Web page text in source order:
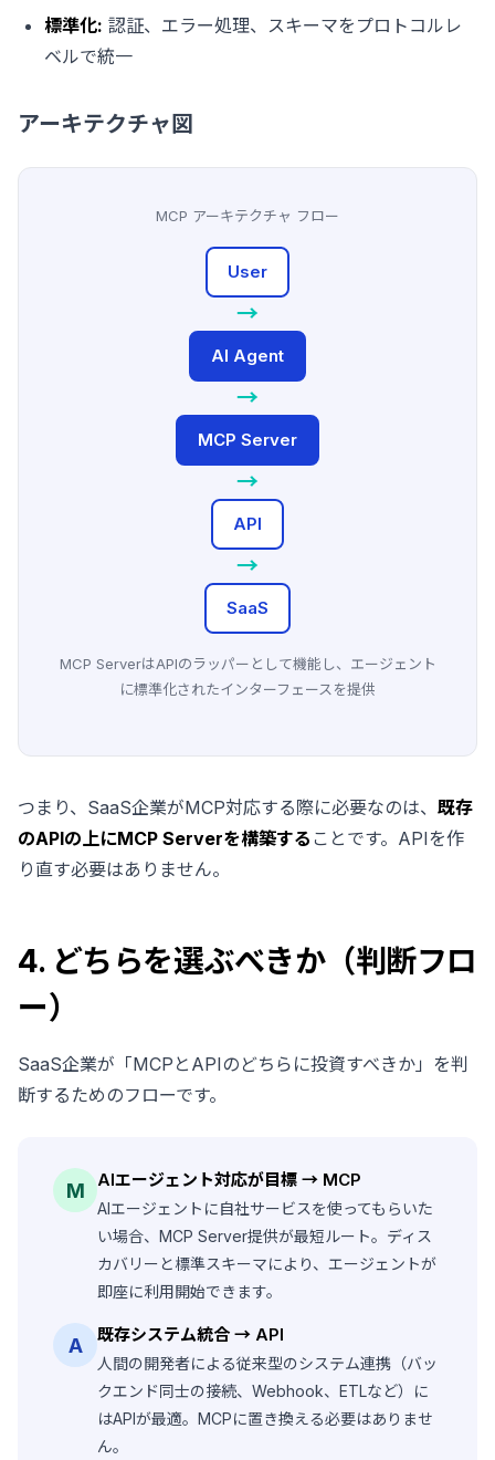
標準化: 認証、エラー処理、スキーマをプロトコルレ
ベルで統一
アーキテクチャ図
MCP アーキテクチャ フロー
User
→
AI Agent
→
MCP Server
→
API
→
SaaS
MCP ServerはAPIのラッパーとして機能し、エージェント
に標準化されたインターフェースを提供
つまり、SaaS企業がMCP対応する際に必要なのは、 既存
のAPIの上にMCP Serverを構築する ことです。APIを作
り直す必要はありません。
4. どちらを選ぶべきか（判断フロ
ー）
SaaS企業が「MCPとAPIのどちらに投資すべきか」を判
断するためのフローです。
M AIエージェント対応が目標 → MCP
AIエージェントに自社サービスを使ってもらいた
い場合、MCP Server提供が最短ルート。ディス
カバリーと標準スキーマにより、エージェントが
即座に利用開始できます。
A 既存システム統合 → API
人間の開発者による従来型のシステム連携（バッ
クエンド同士の接続、Webhook、ETLなど）に
はAPIが最適。MCPに置き換える必要はありませ
ん。